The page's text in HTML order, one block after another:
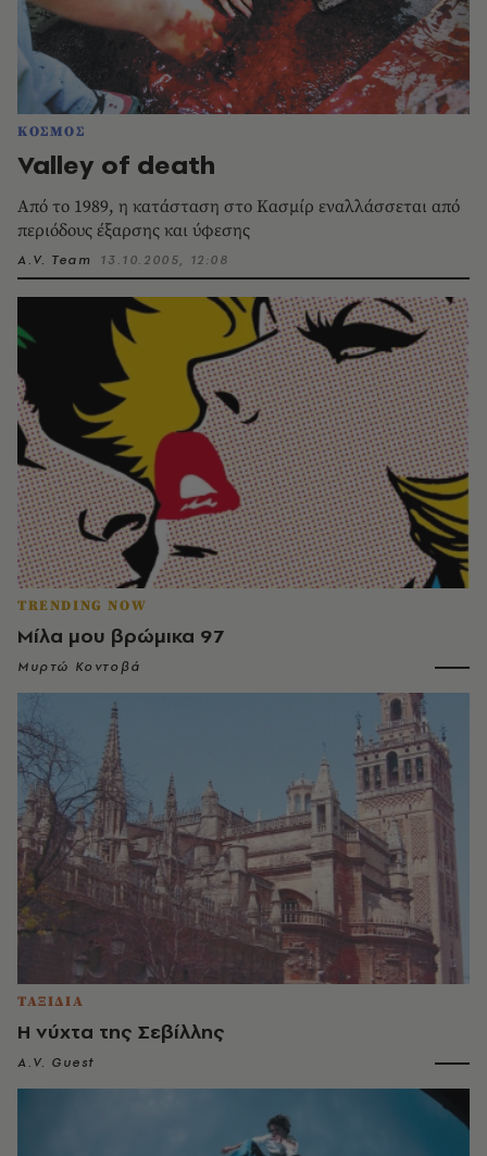
ΚΟΣΜΟΣ
Valley of death
Aπό το 1989, η κατάσταση στο Kασμίρ εναλλάσσεται από
περιόδους έξαρσης και ύφεσης
A.V. Team 13.10.2005, 12:08
TRENDING NOW
Μίλα μου βρώμικα 97
Μυρτώ Κοντοβά
ΤΑΞΙΔΙΑ
Η νύχτα της Σεβίλλης
A.V. Guest